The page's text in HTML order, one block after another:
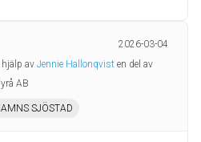
2026-03-04
av Jennie Hallonqvist en del av
AB
SJÖSTAD